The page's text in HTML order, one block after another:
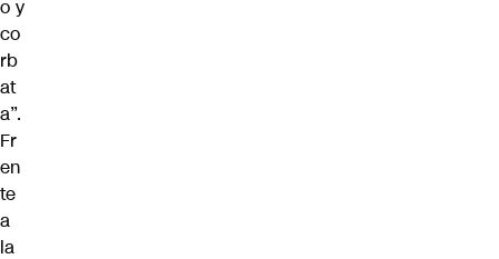
o y
co
rb
at
a”.
Fr
en
te
a
la